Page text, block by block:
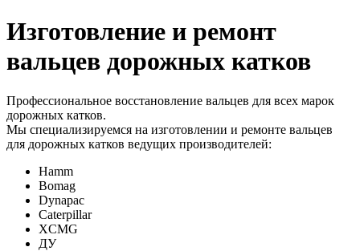
Изготовление и ремонт
вальцев дорожных катков
Профессиональное восстановление вальцев для всех марок
дорожных катков.
Мы специализируемся на изготовлении и ремонте вальцев
для дорожных катков ведущих производителей:
Hamm
Bomag
Dynapac
Caterpillar
XCMG
ДУ